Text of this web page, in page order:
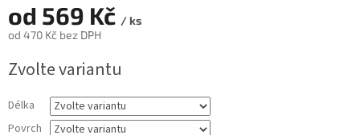
od 569 Kč / ks
od 470 Kč bez DPH
cena:
Zvolte variantu
Délka
Povrch